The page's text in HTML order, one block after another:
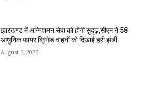
झारखण्ड में अग्निशमन सेवा को होगी सुदृढ़,सीएम ने 58
आधुनिक फायर ब्रिगेड वाहनों को दिखाई हरी झंडी
August 6, 2026